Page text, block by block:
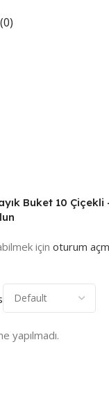
yapılmadı.
Buket 10
için oturum